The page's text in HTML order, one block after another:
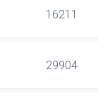
16211
29904